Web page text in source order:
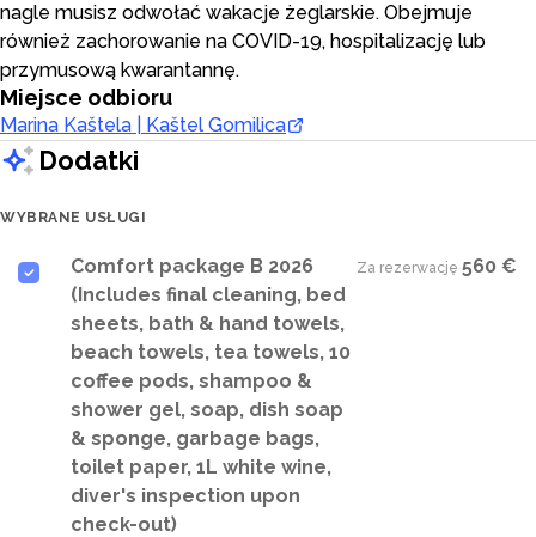
nagle musisz odwołać wakacje żeglarskie. Obejmuje
również zachorowanie na COVID-19, hospitalizację lub
przymusową kwarantannę.
Miejsce odbioru
Marina Kaštela | Kaštel Gomilica
Dodatki
WYBRANE USŁUGI
Comfort package B 2026
(Includes final cleaning, bed
sheets, bath & hand towels,
beach towels, tea towels, 10
coffee pods, shampoo &
shower gel, soap, dish soap
& sponge, garbage bags,
toilet paper, 1L white wine,
diver's inspection upon
check-out)
Za rezerwację·560 €